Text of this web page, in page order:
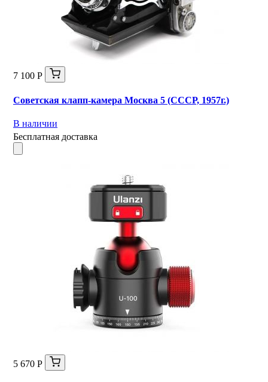
7 100 Р
Советская клапп-камера Москва 5 (СССР, 1957г.)
В наличии
Бесплатная доставка
5 670 Р